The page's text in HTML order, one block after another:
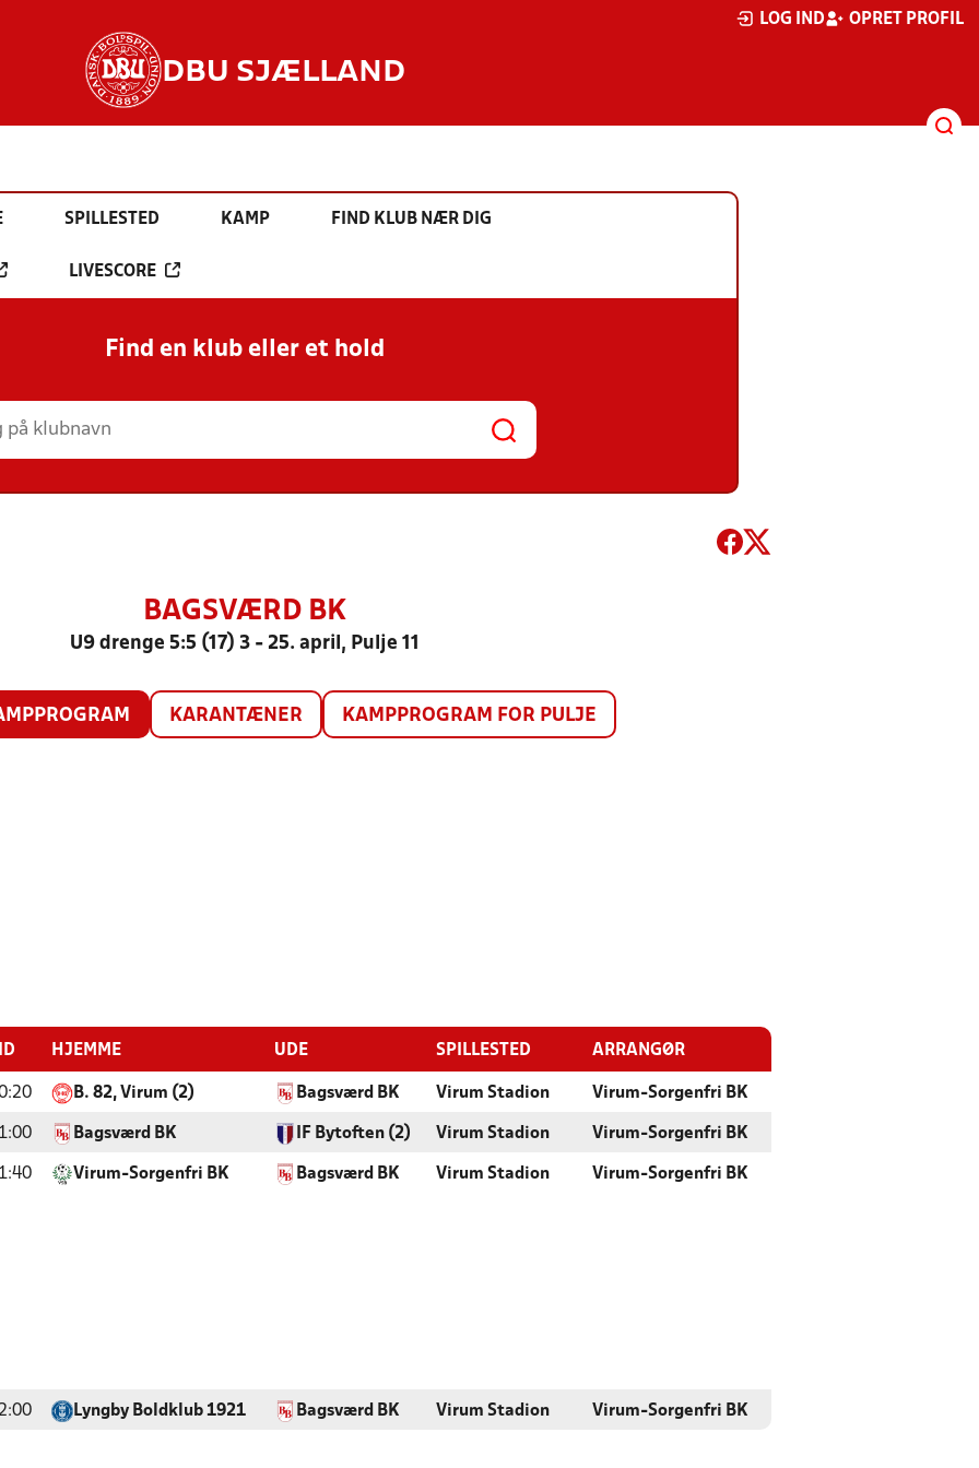
LOG IND OPRET PROFIL
DBU SJÆLLAND
SPILLESTED KAMP FIND KLUB NÆR DIG
LIVESCORE
Find en klub eller et hold
BAGSVÆRD BK
U9 drenge 5:5 (17) 3 - 25. april, Pulje 11
KARANTÆNER KAMPPROGRAM FOR PULJE
HJEMME UDE SPILLESTED ARRANGØR
B. 82, Virum (2) Bagsværd BK Virum Stadion Virum-Sorgenfri BK
Bagsværd BK IF Bytoften (2) Virum Stadion Virum-Sorgenfri BK
Virum-Sorgenfri BK Bagsværd BK Virum Stadion Virum-Sorgenfri BK
Lyngby Boldklub 1921 Bagsværd BK Virum Stadion Virum-Sorgenfri BK